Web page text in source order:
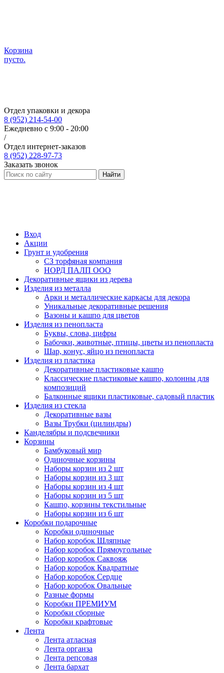
Корзина
пусто.
Отдел упаковки и декора
8 (952) 214-54-00
Ежедневно с 9:00 - 20:00
/
Отдел интернет-заказов
8 (952) 228-97-73
Заказать звонок
Найти
Вход
Акции
Грунт и удобрения
СЗ торфяная компания
НОРД ПАЛП ООО
Декоративные ящики из дерева
Изделия из металла
Арки и металлические каркасы для декора
Уникальные декоративные решения
Вазоны и кашпо для цветов
Изделия из пенопласта
Буквы, слова, цифры
Бабочки, животные, птицы, цветы из пенопласта
Шар, конус, яйцо из пенопласта
Изделия из пластика
Декоративные пластиковые кашпо
Классические пластиковые кашпо, колонны для
композиций
Балконные ящики пластиковые, садовый пластик
Изделия из стекла
Декоративные вазы
Вазы Трубки (цилиндры)
Канделябры и подсвечники
Корзины
Бамбуковый мир
Одиночные корзины
Наборы корзин из 2 шт
Наборы корзин из 3 шт
Наборы корзин из 4 шт
Наборы корзин из 5 шт
Кашпо, корзины текстильные
Наборы корзин из 6 шт
Коробки подарочные
Коробки одиночные
Набор коробок Шляпные
Набор коробок Прямоугольные
Набор коробок Саквояж
Набор коробок Квадратные
Набор коробок Сердце
Набор коробок Овальные
Разные формы
Коробки ПРЕМИУМ
Коробки сборные
Коробки крафтовые
Лента
Лента атласная
Лента органза
Лента репсовая
Лента бархат